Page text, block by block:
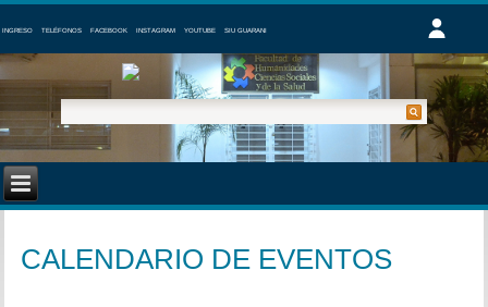
INGRESO TELÉFONOS FACEBOOK INSTAGRAM YOUTUBE SIU GUARANI
CALENDARIO DE EVENTOS